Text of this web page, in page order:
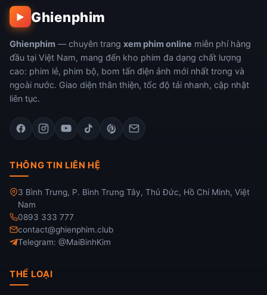
▶ Ghienphim
Ghienphim — chuyên trang xem phim online miễn phí hàng
đầu tại Việt Nam, mang đến kho phim đa dạng chất lượng
cao: phim lẻ, phim bộ, bom tấn điện ảnh mới nhất trong và
ngoài nước. Giao diện thân thiện, tốc độ tải nhanh, cập nhật
liên tục.
THÔNG TIN LIÊN HỆ
3 Bình Trưng, P. Bình Trưng Tây, Thủ Đức, Hồ Chí Minh, Việt
Nam
0893 333 777
contact@ghienphim.club
Telegram: @MaiBinhKim
THỂ LOẠI